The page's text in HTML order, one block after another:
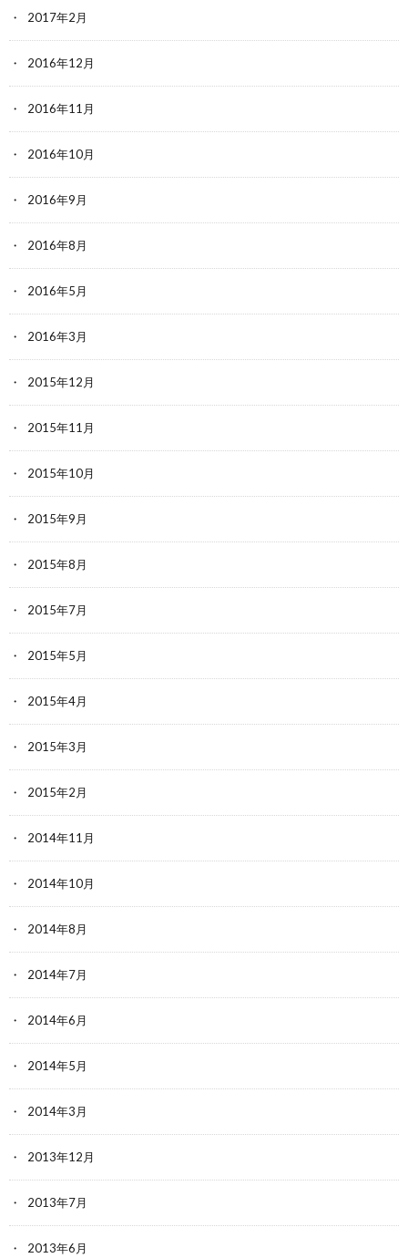
2017年2月
2016年12月
2016年11月
2016年10月
2016年9月
2016年8月
2016年5月
2016年3月
2015年12月
2015年11月
2015年10月
2015年9月
2015年8月
2015年7月
2015年5月
2015年4月
2015年3月
2015年2月
2014年11月
2014年10月
2014年8月
2014年7月
2014年6月
2014年5月
2014年3月
2013年12月
2013年7月
2013年6月